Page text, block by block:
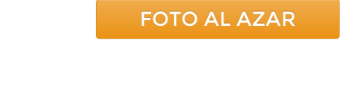
FOTO AL AZAR